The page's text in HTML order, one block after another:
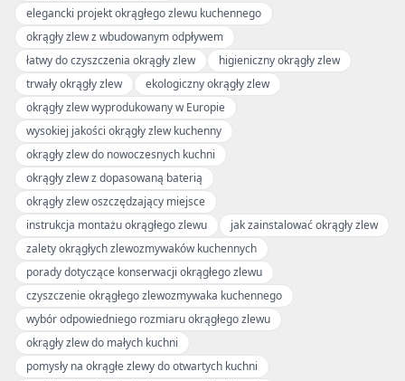
elegancki projekt okrągłego zlewu kuchennego
okrągły zlew z wbudowanym odpływem
łatwy do czyszczenia okrągły zlew
higieniczny okrągły zlew
trwały okrągły zlew
ekologiczny okrągły zlew
okrągły zlew wyprodukowany w Europie
wysokiej jakości okrągły zlew kuchenny
okrągły zlew do nowoczesnych kuchni
okrągły zlew z dopasowaną baterią
okrągły zlew oszczędzający miejsce
instrukcja montażu okrągłego zlewu
jak zainstalować okrągły zlew
zalety okrągłych zlewozmywaków kuchennych
porady dotyczące konserwacji okrągłego zlewu
czyszczenie okrągłego zlewozmywaka kuchennego
wybór odpowiedniego rozmiaru okrągłego zlewu
okrągły zlew do małych kuchni
pomysły na okrągłe zlewy do otwartych kuchni